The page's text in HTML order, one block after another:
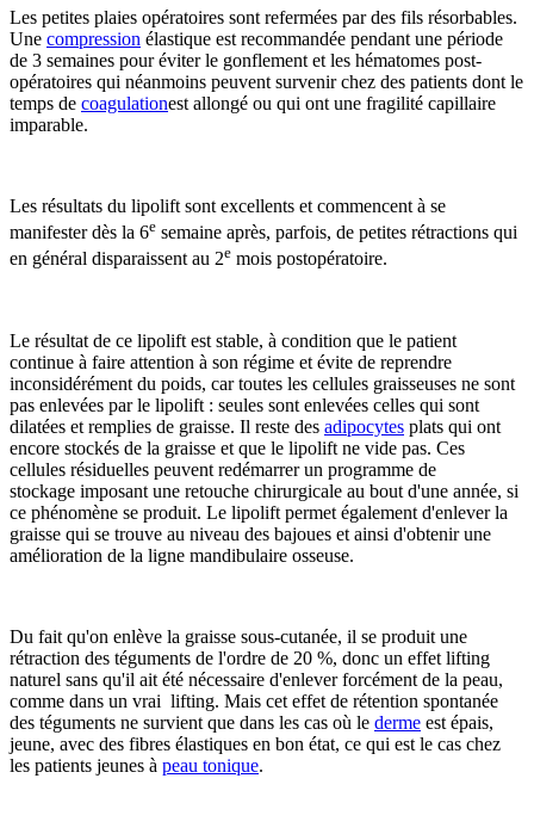
Les petites plaies opératoires sont refermées par des fils résorbables.
Une compression élastique est recommandée pendant une période
de 3 semaines pour éviter le gonflement et les hématomes post-
opératoires qui néanmoins peuvent survenir chez des patients dont le
temps de coagulationest allongé ou qui ont une fragilité capillaire
imparable.
Les résultats du lipolift sont excellents et commencent à se
manifester dès la 6e semaine après, parfois, de petites rétractions qui
en général disparaissent au 2e mois postopératoire.
Le résultat de ce lipolift est stable, à condition que le patient
continue à faire attention à son régime et évite de reprendre
inconsidérément du poids, car toutes les cellules graisseuses ne sont
pas enlevées par le lipolift : seules sont enlevées celles qui sont
dilatées et remplies de graisse. Il reste des adipocytes plats qui ont
encore stockés de la graisse et que le lipolift ne vide pas. Ces
cellules résiduelles peuvent redémarrer un programme de
stockage imposant une retouche chirurgicale au bout d'une année, si
ce phénomène se produit. Le lipolift permet également d'enlever la
graisse qui se trouve au niveau des bajoues et ainsi d'obtenir une
amélioration de la ligne mandibulaire osseuse.
Du fait qu'on enlève la graisse sous-cutanée, il se produit une
rétraction des téguments de l'ordre de 20 %, donc un effet lifting
naturel sans qu'il ait été nécessaire d'enlever forcément de la peau,
comme dans un vrai lifting. Mais cet effet de rétention spontanée
des téguments ne survient que dans les cas où le derme est épais,
jeune, avec des fibres élastiques en bon état, ce qui est le cas chez
les patients jeunes à peau tonique.